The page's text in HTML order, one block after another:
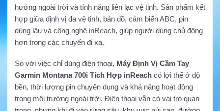
hướng ngoài trời và tính năng liên lạc vệ tinh. Sản phẩm kết
hợp giữa định vị đa vệ tinh, bản đồ, cảm biến ABC, pin
dùng lâu và công nghệ inReach, giúp người dùng chủ động
hơn trong các chuyến đi xa.
So với việc chỉ dùng điện thoại, Máy Định Vị Cầm Tay
Garmin Montana 700i Tích Hợp inReach có lợi thế ở độ
bền, thời lượng pin chuyên dụng và khả năng hoạt động
trong môi trường ngoài trời. Điện thoại vẫn có vai trò quan